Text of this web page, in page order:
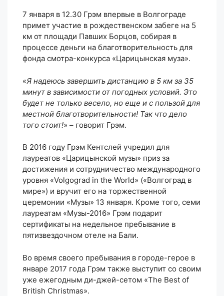
7 января в 12.30 Грэм впервые в Волгограде
примет участие в рождественском забеге на 5
км от площади Павших Борцов, собирая в
процессе деньги на благотворительность для
фонда смотра-конкурса «Царицынская муза».
«Я надеюсь завершить дистанцию в 5 км за 35
минут в зависимости от погодных условий. Это
будет не только весело, но еще и с пользой для
местной благотворительности! Так что дело
того стоит!» – говорит Грэм.
В 2016 году Грэм Кентслей учредил для
лауреатов «Царицынской музы» приз за
достижения и сотрудничество международного
уровня «Volgograd in the World» («Волгоград в
мире») и вручит его на торжественной
церемонии «Музы» 13 января. Кроме того, семи
лауреатам «Музы-2016» Грэм подарит
сертификаты на недельное пребывание в
пятизвездочном отеле на Бали.
Во время своего пребывания в городе-герое в
январе 2017 года Грэм также выступит со своим
уже ежегодным ди-джей-сетом «The Best of
British Christmas».